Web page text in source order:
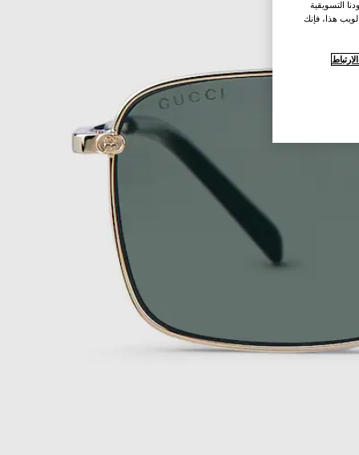
التسويقية
هذا، فإنك